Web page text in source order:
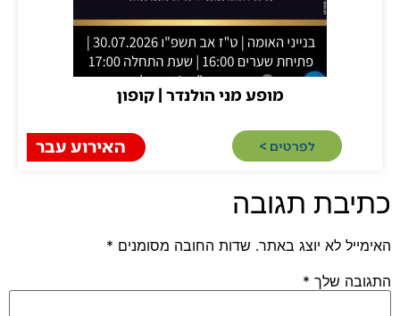
מופע מני הולנדר | קופון
לפרטים >​ האירוע עבר
תגובה
לא יוצג באתר. שדות החובה מסומנים*
שלך*